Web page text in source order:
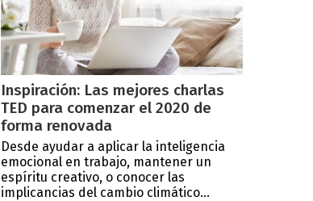
Inspiración: Las mejores charlas
TED para comenzar el 2020 de
forma renovada
Desde ayudar a aplicar la inteligencia
emocional en trabajo, mantener un
espíritu creativo, o conocer las
implicancias del cambio climático...